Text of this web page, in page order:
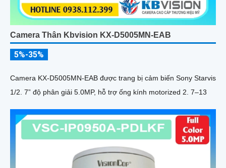
Camera Thân Kbvision KX-D5005MN-EAB
5%-35%
Camera KX-D5005MN-EAB được trang bị cảm biến Sony Starvis
1/2. 7” độ phân giải 5.0MP, hỗ trợ ống kính motorized 2. 7–13